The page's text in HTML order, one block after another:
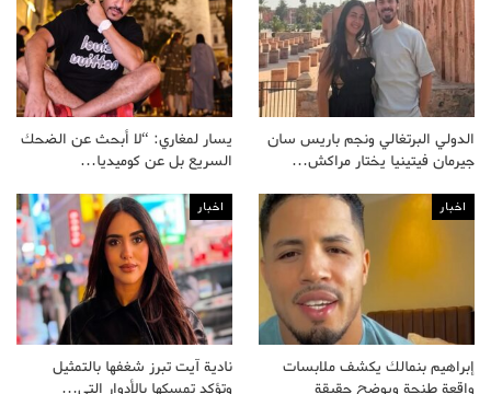
الدولي البرتغالي ونجم باريس سان
جيرمان فيتينيا يختار مراكش…
يسار لمغاري: “لا أبحث عن الضحك
السريع بل عن كوميديا…
اخبار
إبراهيم بنمالك يكشف ملابسات
واقعة طنجة ويوضح حقيقة
اخبار
نادية آيت تبرز شغفها بالتمثيل
وتؤكد تمسكها بالأدوار التي…